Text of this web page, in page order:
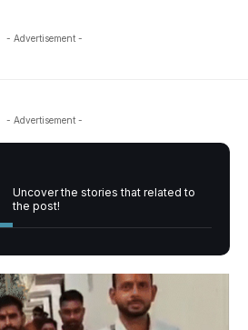
- Advertisement -
- Advertisement -
Uncover the stories that related to
the post!